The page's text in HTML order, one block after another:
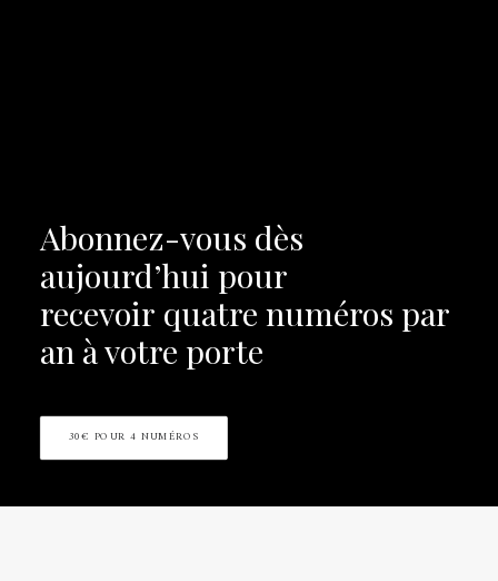
Abonnez-vous dès
aujourd’hui pour
recevoir quatre numéros par
an à votre porte
30€ POUR 4 NUMÉROS